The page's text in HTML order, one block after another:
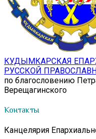
КУДЫМКАРСКАЯ
РУССКОЙ
по благословению
Верещагинского
Контакты
Канцелярия